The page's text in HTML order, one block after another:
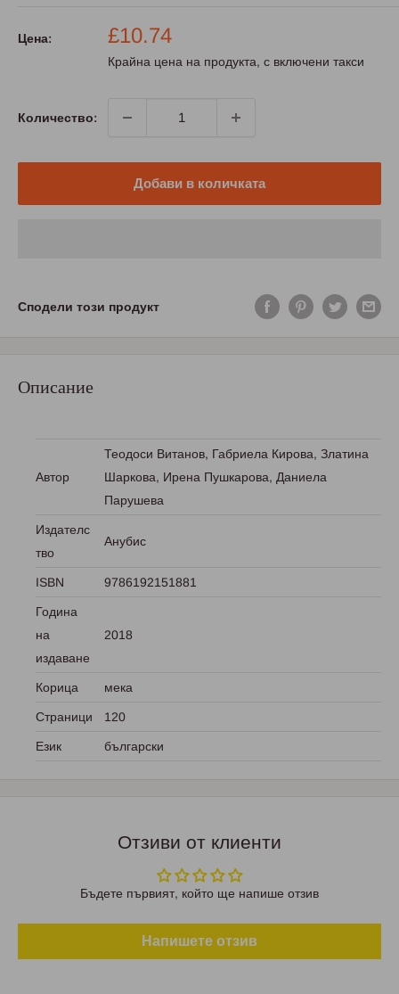
Цена:
Промо
цена
£10.74
Крайна цена на продукта, с включени такси
Количество:
Добави в количката
Сподели този продукт
Описание
Автор
Теодоси Витанов, Габриела Кирова, Златина
Шаркова, Ирена Пушкарова, Даниела
Парушева
Издателс
тво
Анубис
ISBN 9786192151881
Година
на
издаване
2018
Корица мека
Страници 120
Език български
Отзиви от клиенти
Бъдете първият, който ще напише отзив
Напишете отзив